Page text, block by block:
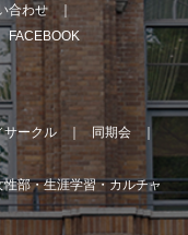
合わせ
FACEBOOK
サークル
同期会
部・生涯学習・カルチャ